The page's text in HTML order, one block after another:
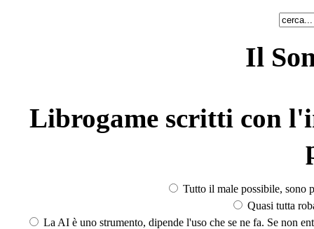
Il
Librogame scritti con
Tutto il male possibile, sono
Quasi tutta
La AI è uno strumento, dipende l'uso che se ne fa. Se non